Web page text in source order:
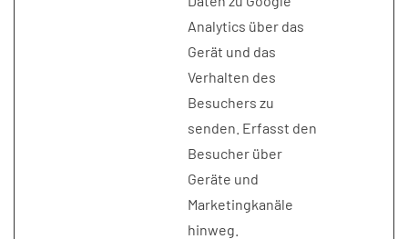
Analytics über das
Gerät und das
Verhalten des
Besuchers zu
senden. Erfasst den
Besucher über
Geräte und
Marketingkanäle
hinweg.